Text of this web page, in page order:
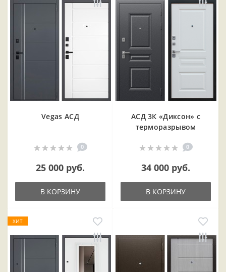
Vegas АСД
0
25 000 руб.
В КОРЗИНУ
АСД 3К «Диксон» с
терморазрывом
0
34 000 руб.
В КОРЗИНУ
ХИТ